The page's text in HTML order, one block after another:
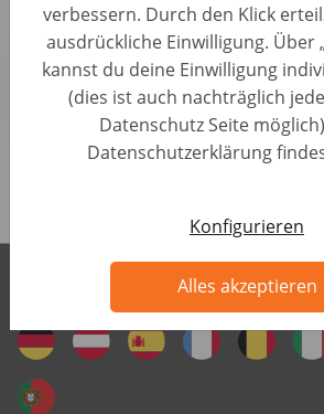
verbessern. Durch den Klick
ausdrückliche Einwilligung. Über
kannst du deine Einwilligung
(dies ist auch nachträglich
Datenschutz Seite
Datenschutzerklärung
Konfigurieren
Alles akzeptieren
Head of Sales Nordics
Sales & Account Management • Sweden,
AUTO1 Group
wirkaufendeinauto.at International